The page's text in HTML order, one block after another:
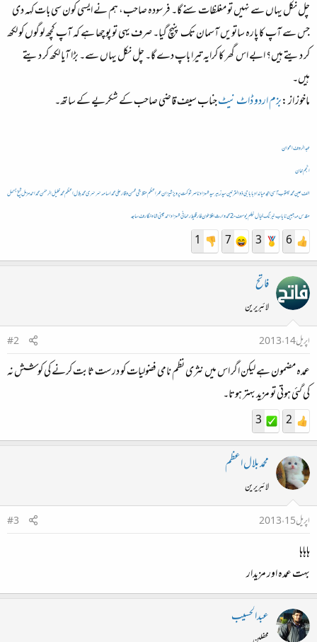
چل نکل یہاں سے نہیں تو مغلظات سنے گا۔ فرسودہ صاحب، ہم نے ایسی کون سی بات کہہ دی
جس سے آپ کا پارہ ساتویں آسمان تک پنہچ گیا۔ صرف یہی تو پوچھا ہے کہ آپ کچھ لوگوں کو لکھ
کر دیتے ہیں؟ ابے اس گھر کا کرایہ تیرا باپ دے گا۔ چل نکل یہاں سے۔ بڑا آیا لکھ کر دیتے
ہیں۔
ماخوز از :بزم اردو ڈاٹ نیٹجناب سیف قاضی صاحب کے شکریے کے ساتھ۔
عبدالروف اعوان
انجم خان
الف عینمحمد یعقوب آسیامجد میاندادباباجیذوالقرنینسید زبیرسید شہزاد ناصرشوکت پرویزشیزانعمراعظممتلاشیمحسن وقار علیمحمد اسامہ سَرسَریمحمد بلال اعظممحمد خلیل الرحمٰنمحمداحمدمزمل شیخ بسمل
مقدسمہ جبیننایابنیرنگ خیالنیلمیوسف-2 محمد وارثافلاطونفارقلیط رحمانیشہزاد احمدعینی شاہنگار فساجد
6
3
7
1
فاتح
لائبریرین
اپریل 14، 2013
#2
عمدہ مضمون ہے لیکن اگر اس میں نثری نظم نامی فضولیات کو درست ثابت کرنے کی کوشش نہ
کی گئی ہوتی تو مزید بہتر ہوتا۔
2
3
محمد بلال اعظم
لائبریرین
اپریل 15، 2013
#3
ہاہاہا
بہت عمدہ اور مزیدار
عبدالحسیب